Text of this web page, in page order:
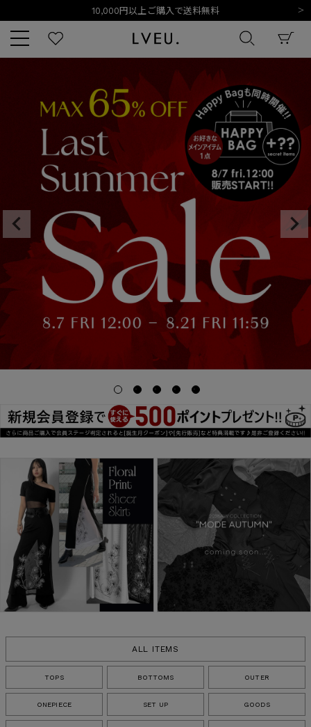
新規会員登録でもれなく500ポイントプレゼント
令和8年熊本地震の影響によるお荷物のお届けについて
新規会員登録でもれなく500ポイントプレゼント
夏季休業日のご案内
令和8年熊本地震の影響によるお荷物のお届けについて
商品番号
販売タイプ
再入荷 SALE
ORIGINAL HIT ITEM
カラー
価格（税込）
〜
在庫なし商品
ALL ITEMS
TOPS BOTTOMS OUTER
ONEPIECE SET UP GOODS